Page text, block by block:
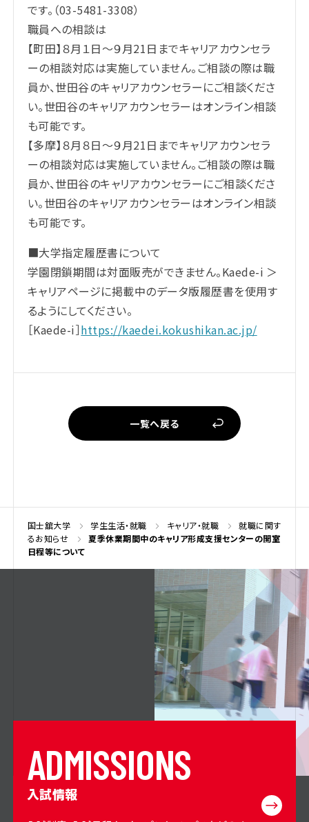
です。（03-5481-3308）
職員への相談は
【町田】８月１日～９月21日までキャリアカウンセラ
ーの相談対応は実施していません。ご相談の際は職
員か、世田谷のキャリアカウンセラーにご相談くださ
い。世田谷のキャリアカウンセラーはオンライン相談
も可能です。
【多摩】８月８日～９月21日までキャリアカウンセラ
ーの相談対応は実施していません。ご相談の際は職
員か、世田谷のキャリアカウンセラーにご相談くださ
い。世田谷のキャリアカウンセラーはオンライン相談
も可能です。
■大学指定履歴書について
学園閉鎖期間は対面販売ができません。Kaede-i ＞
キャリアページに掲載中のデータ版履歴書を使用す
るようにしてください。
［Kaede-i］https://kaedei.kokushikan.ac.jp/
一覧へ戻る
国士舘大学 学生生活・就職 キャリア・就職
就職に関す
るお知らせ
夏季休業期間中のキャリア形成支援センターの開室
日程等について
ADMISSIONS
入試情報